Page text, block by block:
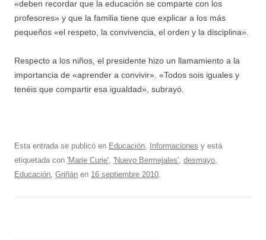
«deben recordar que la educación se comparte con los
profesores» y que la familia tiene que explicar a los más
pequeños «el respeto, la convivencia, el orden y la disciplina».
Respecto a los niños, el presidente hizo un llamamiento a la
importancia de «aprender a convivir». «Todos sois iguales y
tenéis que compartir esa igualdad», subrayó.
Esta entrada se publicó en Educación, Informaciones y está
etiquetada con 'Marie Curie', 'Nuevo Bermejales', desmayo,
Educación, Griñán en 16 septiembre 2010.